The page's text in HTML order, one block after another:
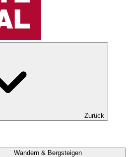
Zurück
Wandern & Bergsteigen